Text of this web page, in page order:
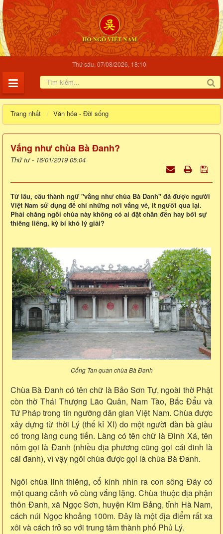
Thứ sáu, 07/08/2026, 18:10
Trang nhất Văn hóa - Đời sống
Vắng như chùa Bà Đanh?
Thứ tư - 16/01/2019 05:04
Từ lâu, câu thành ngữ "vắng như chùa Bà Đanh" đã được người
Việt Nam sử dụng để chỉ những nơi vắng vẻ, ít người qua lại.
Phải chăng ngôi chùa này không có ai đặt chân đến hay bởi sự
thiêng liêng, kỳ bí khó lý giải?
Cổng Tan quan chùa Bà Đanh
Chùa Bà Đanh có tên chữ là Bảo Sơn Tự, ngoài thờ Phật
còn thờ Thái Thượng Lão Quân, Nam Tào, Bắc Đẩu và
Tứ Pháp trong tín ngưỡng dân gian Việt Nam. Chùa được
xây dựng từ thời Lý (thế kỉ XI) do một người đàn bà giàu
có trong làng cung tiến. Làng có tên chữ là Đinh Xá, tên
nôm gọi là Đanh (nhiều địa phương cũng gọi cái đinh là
cái đanh), vì vậy ngôi chùa được gọi là chùa Bà Đanh.
Ngôi chùa linh thiêng, cổ kính nhìn ra con sông Đáy có
một quang cảnh vô cùng vắng lặng. Chùa thuộc địa phận
thôn Đanh, xã Ngọc Sơn, huyện Kim Bảng, tỉnh Hà Nam,
cách núi Ngọc khoảng 100m. Đây là một địa điểm rất xa
xôi và cách trở so với trung tâm thành phố Phủ Lý.